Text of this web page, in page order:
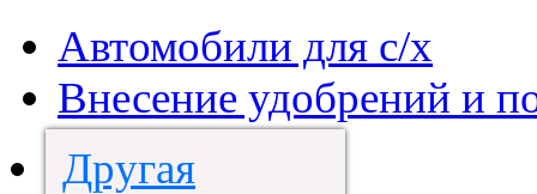
Автомобили для с/х
Внесение удобрений и
Другая